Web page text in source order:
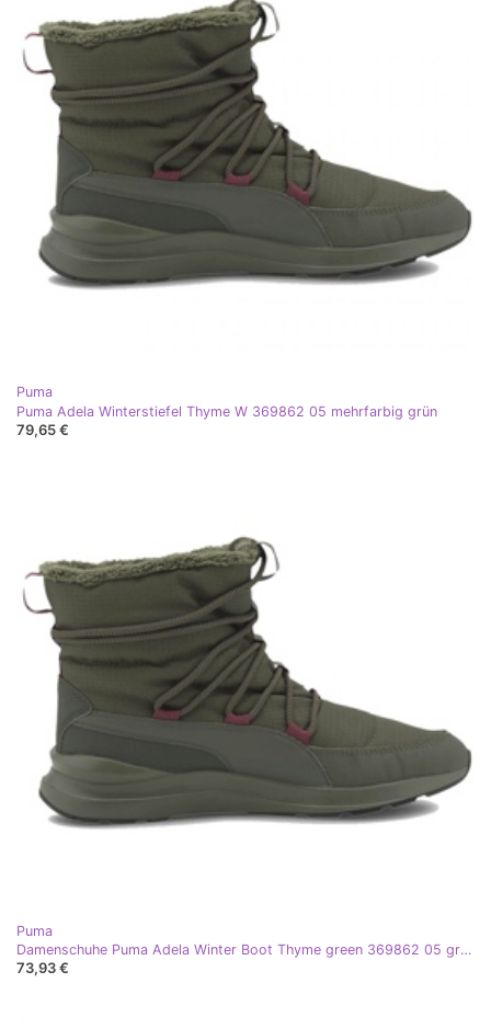
Puma
Puma Adela Winterstiefel Thyme W 369862 05 mehrfarbig grün
79,65 €
Puma
Damenschuhe Puma Adela Winter Boot Thyme green 369862 05 grün
73,93 €